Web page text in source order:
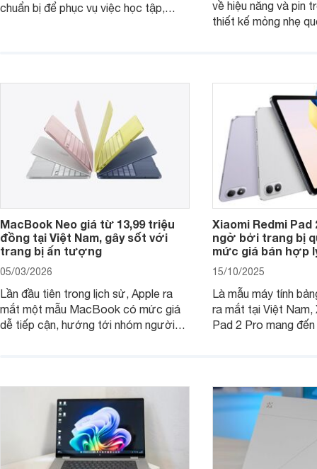
chuẩn bị để phục vụ việc học tập,
MacBook đáng cân nhắc dành cho
về hiệu năng và pin
thiết kế mỏng nhẹ
MacBook Neo giá từ 13,99 triệu
đồng tại Việt Nam, gây sốt với
trang bị ấn tượng
05/03/2026
Lần đầu tiên trong lịch sử, Apple ra
mắt một mẫu MacBook có mức giá
dễ tiếp cận, hướng tới nhóm người
hút sự quan tâm lớn từ thị trường.
Xiaomi Redmi Pad
ngờ bởi trang bị
mức giá bán hợp
15/10/2025
Là mẫu máy tính
ra mắt tại Việt Nam,
Pad 2 Pro mang